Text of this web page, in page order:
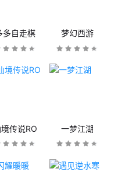
多自走棋 梦幻西游
传说RO 一梦江湖